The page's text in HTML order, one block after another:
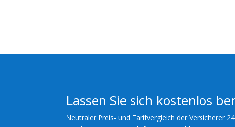
Lassen Sie sich kostenlos
Neutraler Preis- und Tarifvergleich der Versicherer